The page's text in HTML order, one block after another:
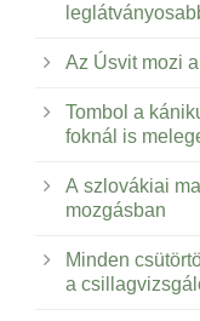
Az Úsvit mozi
Tombol a
foknál is
A szlovákiai
mozgásban
Minden
a